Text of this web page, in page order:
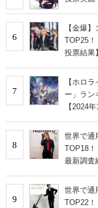
6
【金爆
TOP25
投票結果】
7
【ホロ
ー」ラン
【2024
8
世界で通
TOP18
最新調査
9
世界で通
TOP22